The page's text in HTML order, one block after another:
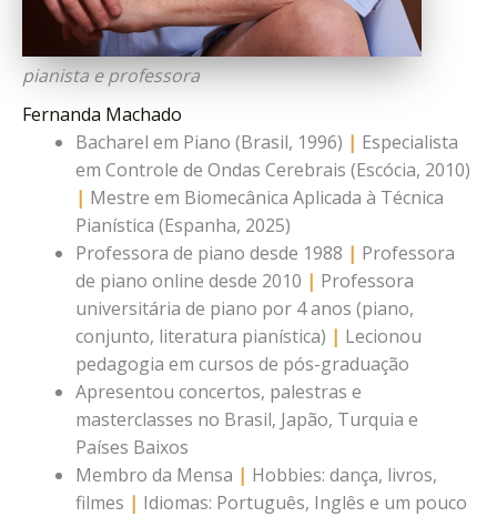
pianista e professora
Fernanda Machado
Bacharel em Piano (Brasil, 1996) | Especialista
em Controle de Ondas Cerebrais (Escócia, 2010)
| Mestre em Biomecânica Aplicada à Técnica
Pianística (Espanha, 2025)
Professora de piano desde 1988 | Professora
de piano online desde 2010 | Professora
universitária de piano por 4 anos (piano,
conjunto, literatura pianística) | Lecionou
pedagogia em cursos de pós-graduação
Apresentou concertos, palestras e
masterclasses no Brasil, Japão, Turquia e
Países Baixos
Membro da Mensa | Hobbies: dança, livros,
filmes | Idiomas: Português, Inglês e um pouco